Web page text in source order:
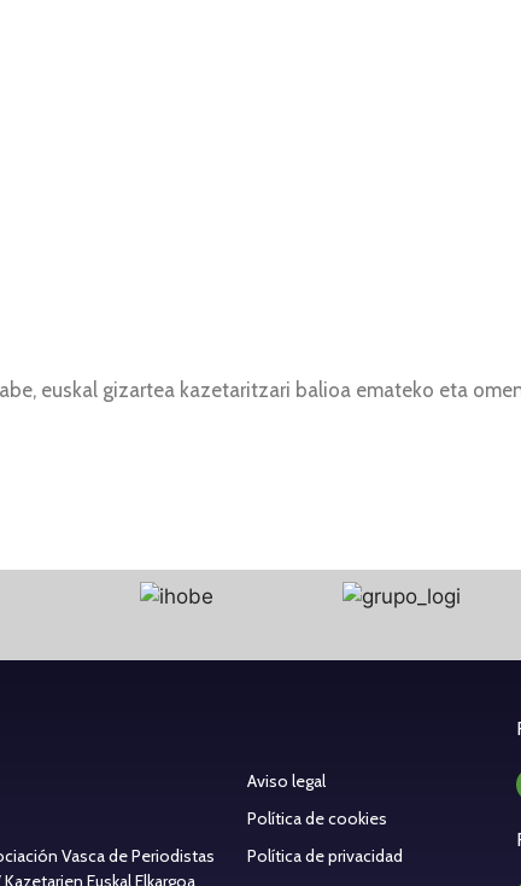
euskal gizartea kazetaritzari balioa emateko eta
Vasca de Periodistas
Euskal Elkargoa
Aviso legal
Política de cookies
Política de privacidad